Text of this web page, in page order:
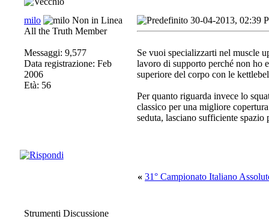
milo
All the Truth Member
Messaggi: 9,577
Data registrazione: Feb
2006
Età: 56
30-04-2013, 02:39
Se vuoi specializzarti nel muscle
lavoro di supporto perché non ho
superiore del corpo con le
Per quanto riguarda invece lo
classico per una migliore
seduta, lasciano sufficiente spazio
« 31° Campionato Italiano
Strumenti Discussione